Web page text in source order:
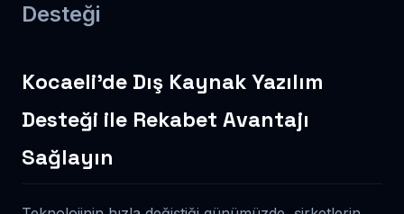
Desteği
Kocaeli’de Dış Kaynak Yazılım
Desteği ile Rekabet Avantajı
Sağlayın